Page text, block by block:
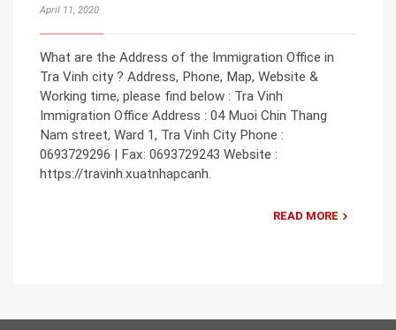
April 11, 2020
What are the Address of the Immigration Office in
Tra Vinh city ? Address, Phone, Map, Website &
Working time, please find below : Tra Vinh
Immigration Office Address : 04 Muoi Chin Thang
Nam street, Ward 1, Tra Vinh City Phone :
0693729296 | Fax: 0693729243 Website :
https://travinh.xuatnhapcanh.
READ MORE